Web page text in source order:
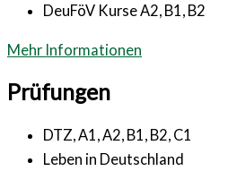
DeuFöV Kurse A2, B1, B2
Mehr Informationen
Prüfungen
DTZ, A1, A2, B1, B2, C1
Leben in Deutschland